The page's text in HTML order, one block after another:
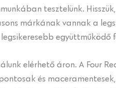
tesztelünk.
márkának vannak a
együttműködő
elérhető áron. A Four
és